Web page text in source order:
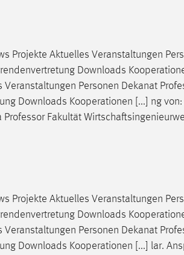
Projekte Aktuelles Veranstaltungen
Downloads
Personen Dekanat
Downloads Kooperationen [...] ng
ProfessorFakultät
Projekte Aktuelles Veranstaltungen
Downloads
Personen Dekanat
Downloads Kooperationen [...] lar.